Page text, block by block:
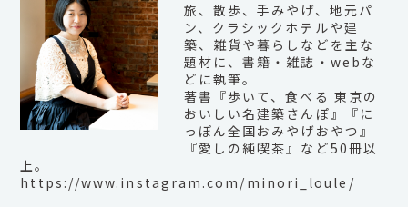
旅、散歩、手みやげ、地元パ
ン、クラシックホテルや建
築、雑貨や暮らしなどを主な
題材に、書籍・雑誌・webな
どに執筆。
著書『歩いて、食べる 東京の
おいしい名建築さんぽ』『に
っぽん全国おみやげおやつ』
『愛しの純喫茶』など50冊以
上。
https://www.instagram.com/minori_loule/